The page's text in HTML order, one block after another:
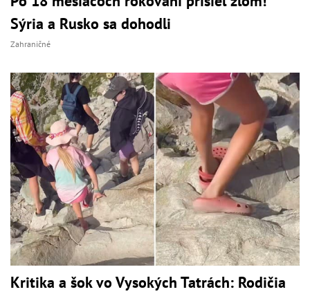
Sýria a Rusko sa dohodli
Zahraničné
Kritika a šok vo Vysokých Tatrách: Rodičia